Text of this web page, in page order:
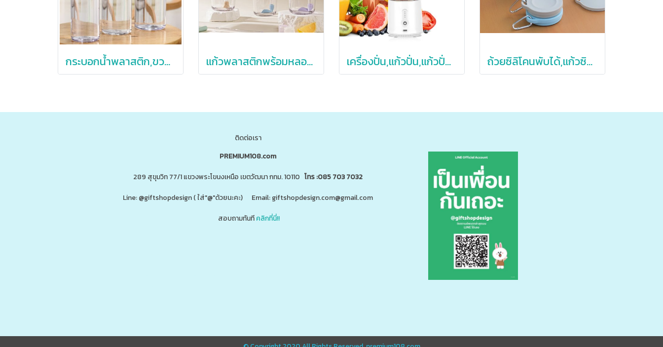
กระบอกน้ำพลาสติก,ขวดน้ำพลาสติก,ขวดพลาสติกพร้อมเชือกห้อย แก้วพลาสติกพร้อมหลอด,แก้วพลาสติกใส่ชานม,แก้วพลาสติกใส,710ml เครื่องปั่น,แก้วปั่น,แก้วปั่นน้ำผลไม้,เครื่องปั่นน้ำผลไม้ ถ้วยซิลิโคนพับได้,แก้วซิลิโคน,แก้วซิลิโคนพกพา,ถ้วยพับได้พร้อมที่ห้อย,180ml
ติดต่อเรา
PREMIUM108.com
289 สุขุมวิท 77/1 แขวงพระโขนงเหนือ เขตวัฒนา กทม. 10110 โทร :085 703 7032
Line: @giftshopdesign ( ใส่"@"ด้วยนะคะ) Email: giftshopdesign.com@gmail.com
สอบถามทันทีคลิกที่นี่!!